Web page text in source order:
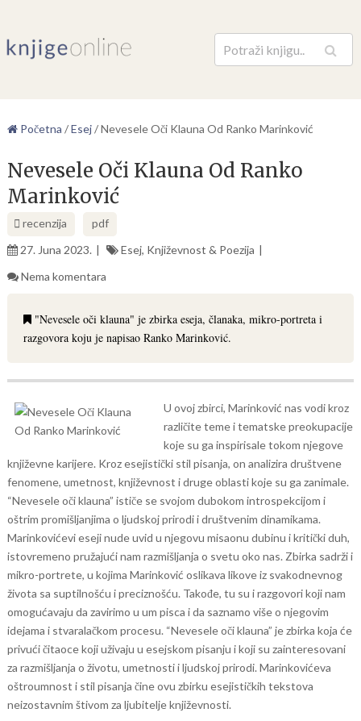
Pretraga
Početna /Esej/Nevesele Oči Klauna Od Ranko Marinković
Nevesele Oči Klauna Od Ranko
Marinković
recenzija
pdf
27. Juna 2023.
Esej, Književnost & Poezija
Nema komentara
"Nevesele oči klauna" je zbirka eseja, članaka, mikro-portreta i
razgovora koju je napisao Ranko Marinković.
U ovoj zbirci, Marinković nas vodi kroz
različite teme i tematske preokupacije
koje su ga inspirisale tokom njegove
književne karijere. Kroz esejistički stil pisanja, on analizira društvene
fenomene, umetnost, književnost i druge oblasti koje su ga zanimale.
“Nevesele oči klauna” ističe se svojom dubokom introspekcijom i
oštrim promišljanjima o ljudskoj prirodi i društvenim dinamikama.
Marinkovićevi eseji nude uvid u njegovu misaonu dubinu i kritički duh,
istovremeno pružajući nam razmišljanja o svetu oko nas. Zbirka sadrži i
mikro-portrete, u kojima Marinković oslikava likove iz svakodnevnog
života sa suptilnošću i preciznošću. Takođe, tu su i razgovori koji nam
omogućavaju da zavirimo u um pisca i da saznamo više o njegovim
idejama i stvaralačkom procesu. “Nevesele oči klauna” je zbirka koja će
privući čitaoce koji uživaju u esejskom pisanju i koji su zainteresovani
za razmišljanja o životu, umetnosti i ljudskoj prirodi. Marinkovićeva
oštroumnost i stil pisanja čine ovu zbirku esejističkih tekstova
neizostavnim štivom za ljubitelje književnosti.